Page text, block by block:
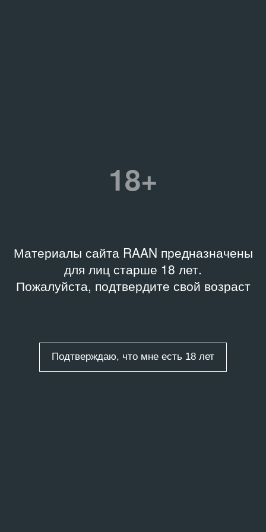
18+
Материалы сайта RAAN предназначены
для лиц старше 18 лет.
Пожалуйста, подтвердите свой возраст
Подтверждаю, что мне есть 18 лет